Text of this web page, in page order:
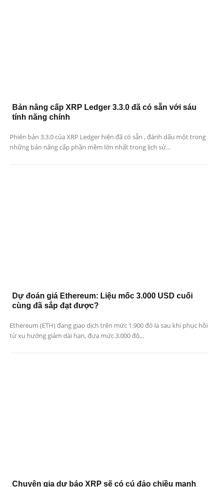
Bản nâng cấp XRP Ledger 3.3.0 đã có sẵn với sáu
tính năng chính
Phiên bản 3.3.0 của XRP Ledger hiện đã có sẵn , đánh dấu một trong
những bản nâng cấp phần mềm lớn nhất trong lịch sử...
Dự đoán giá Ethereum: Liệu mốc 3.000 USD cuối
cùng đã sắp đạt được?
Ethereum (ETH) đang giao dịch trên mức 1.900 đô la sau khi phục hồi
từ xu hướng giảm dài hạn, đưa mức 3.000 đô...
Chuyên gia dự báo XRP sẽ có cú đảo chiều mạnh